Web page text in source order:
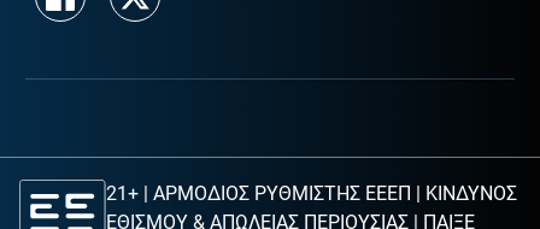
21+ | ΑΡΜΟΔΙΟΣ ΡΥΘΜΙΣΤΗΣ ΕΕΕΠ | ΚΙΝΔΥΝΟΣ
ΕΘΙΣΜΟΥ & ΑΠΩΛΕΙΑΣ ΠΕΡΙΟΥΣΙΑΣ | ΠΑΙΞΕ